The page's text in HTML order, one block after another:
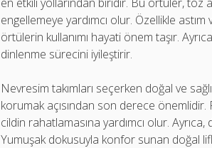
engellemeye yardımcı olur. Özellikle
örtülerin kullanımı hayati önem taşır.
dinlenme sürecini iyileştirir.
Nevresim takımları seçerken doğal ve
korumak açısından son derece
cildin rahatlamasına yardımcı olur.
Yumuşak dokusuyla konfor sunan doğal